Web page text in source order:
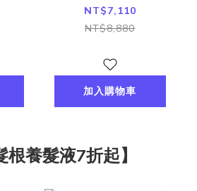
NT$7,110
NT$8,880
加入購物車
根養髮液7折起】